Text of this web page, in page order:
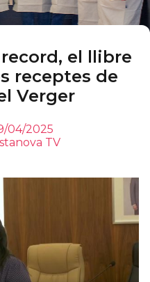
el llibre
receptes de
Verger
04/2025
TV